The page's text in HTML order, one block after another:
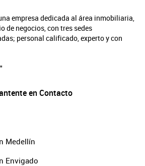
empresa dedicada al área inmobiliaria,
de negocios, con tres sedes
personal calificado, experto y con
en Contacto
Medellín
Envigado